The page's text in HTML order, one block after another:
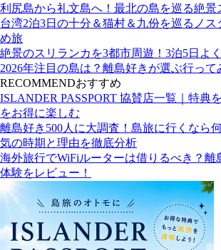
利尻島から礼文島へ！最北の島を巡る絶景
台湾2泊3日の十分＆猫村＆九份を巡るノ
め旅
絶景のスリランカを3都市周遊！3泊5日よ
2026年注目の島は？離島好きが選ぶ行っ
RECOMMENDおすすめ
ISLANDER PASSPORT 協賛店一覧｜特典
をお得に楽しむ
離島好き500人に大調査！島旅に行くなら
気の時期と理由を徹底分析
海外旅行でWiFiルーターは借りるべき？離
体験をレビュー！